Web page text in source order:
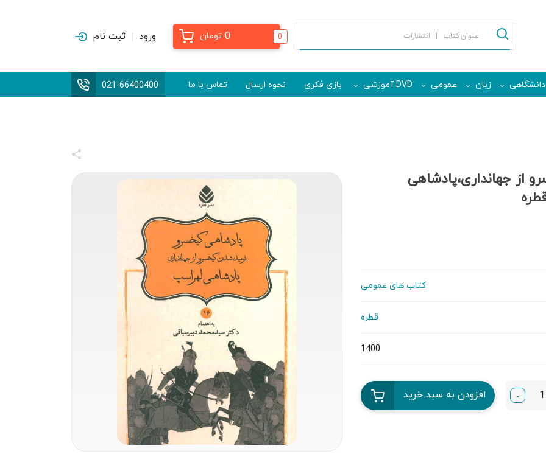
0
0 تومان ورود ثبت نام
دانشگاهی زبان عمومی DVD آموزشی بازی فکری نحوه ارسال تماس با ما 021-66400400
از جهانداری،پادشاهی
کتاب های عمومی
قطره
1400
- افزودن به سبد خرید